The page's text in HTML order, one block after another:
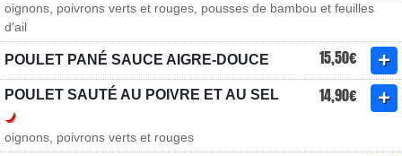
oignons, poivrons verts et rouges, pousses de bambou et feuilles
d'ail
POULET PANÉ SAUCE AIGRE-DOUCE 15,50€
POULET SAUTÉ AU POIVRE ET AU SEL 14,90€
oignons, poivrons verts et rouges